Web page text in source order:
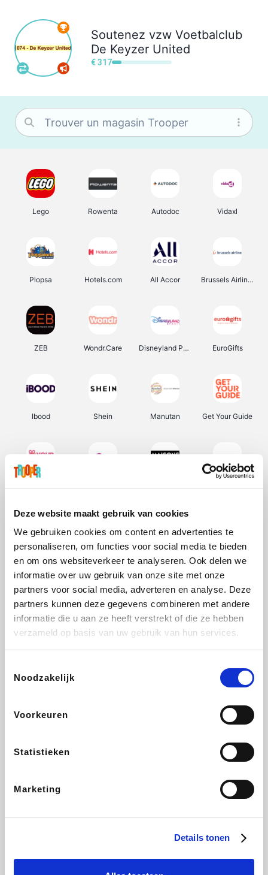
Deze website maakt gebruik van cookies
We gebruiken cookies om content en advertenties te
personaliseren, om functies voor social media te bieden
en om ons websiteverkeer te analyseren. Ook delen we
informatie over uw gebruik van onze site met onze
partners voor social media, adverteren en analyse. Deze
partners kunnen deze gegevens combineren met andere
informatie die u aan ze heeft verstrekt of die ze hebben
verzameld op basis van uw gebruik van hun services.
Noodzakelijk
Voorkeuren
Statistieken
Marketing
Details tonen
Soutenez vzw Voetbalclub
De Keyzer United
€ 317
Lego Rowenta Autodoc Vidaxl
Plopsa Hotels.com All Accor Brussels Airlines
ZEB Wondr.Care Disneyland Paris EuroGifts
Ibood Shein Manutan Get Your Guide
Weekendesk Sarenza Schiesser Interhome
Lufthansa
CheapTickets.be DeubaXXL